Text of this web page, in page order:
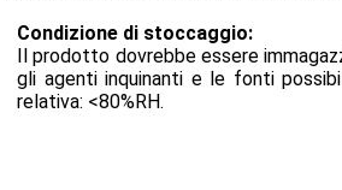
Condizione di stoccaggio:
Il prodotto dovrebbe essere
gli agenti inquinanti e le fonti
relativa: <80%RH.